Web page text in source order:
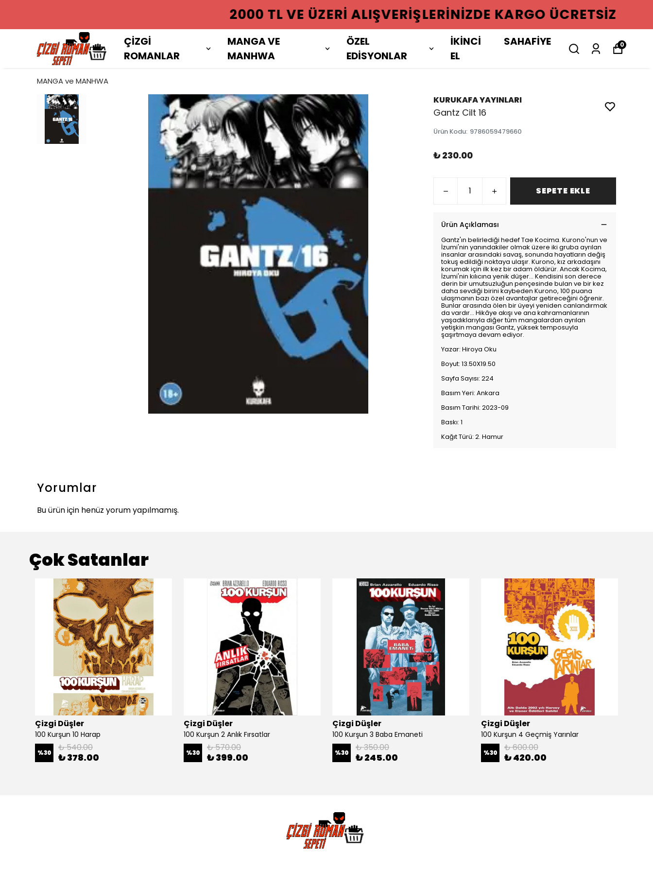
2000 TL VE ÜZERI ALIŞVERIŞLERINIZDE KARGO ÜCRETSIZ
ÇİZGİ
ROMANLAR
MANGA VE
MANHWA
ÖZEL
EDİSYONLAR
İKİNCİ
EL
SAHAFİYE 0
MANGA ve MANHWA
KURUKAFA YAYINLARI
Gantz Cilt 16
Ürün Kodu: 9786059479660
₺ 230.00
SEPETE EKLE
Ürün Açıklaması
Gantz'ın belirlediği hedef Tae Kocima. Kurono'nun ve
İzumi'nin yanındakiler olmak üzere iki gruba ayrılan
insanlar arasındaki savaş, sonunda hayatların değiş
tokuş edildiği noktaya ulaşır. Kurono, kız arkadaşını
korumak için ilk kez bir adam öldürür. Ancak Kocima,
İzumi'nin kılıcına yenik düşer... Kendisini son derece
derin bir umutsuzluğun pençesinde bulan ve bir kez
daha sevdiği birini kaybeden Kurono, 100 puana
ulaşmanın bazı özel avantajlar getireceğini öğrenir.
Bunlar arasında ölen bir üyeyi yeniden canlandırmak
da vardır... Hikâye akışı ve ana kahramanlarının
yaşadıklarıyla diğer tüm mangalardan ayrılan
yetişkin mangası Gantz, yüksek temposuyla
şaşırtmaya devam ediyor.
Yazar: Hiroya Oku
Boyut: 13.50X19.50
Sayfa Sayısı: 224
Basım Yeri: Ankara
Basım Tarihi: 2023-09
Baskı: 1
Kağıt Türü: 2. Hamur
Yorumlar
Bu ürün için henüz yorum yapılmamış.
Çok Satanlar
Çizgi Düşler
100 Kurşun 10 Harap
%30 ₺ 540.00
₺ 378.00
Çizgi Düşler
100 Kurşun 2 Anlık Fırsatlar
%30 ₺ 570.00
₺ 399.00
Çizgi Düşler
100 Kurşun 3 Baba Emaneti
%30 ₺ 350.00
₺ 245.00
Çizgi Düşler
100 Kurşun 4 Geçmiş Yarınlar
%30 ₺ 600.00
₺ 420.00